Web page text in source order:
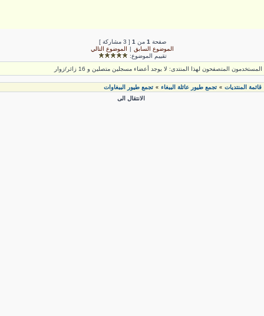
صفحة1 من [ 3 مشاركة ]
الموضوع السابق| الموضوع التالي
تقييم الموضوع:
المستخدمون المتصفحون لهذا المنتدى: لا يوجد أعضاء مسجلين متصلين و 16 زائر/زوار
قائمة المنتديات» تجمع طيور عائلة الببغاء» تجمع طيور الببغاوات
الانتقال الى